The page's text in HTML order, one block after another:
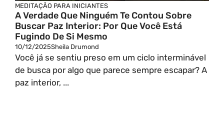
MEDITAÇÃO PARA INICIANTES
A Verdade Que Ninguém Te Contou Sobre
Buscar Paz Interior: Por Que Você Está
Fugindo De Si Mesmo
10/12/2025Sheila Drumond
Você já se sentiu preso em um ciclo interminável
de busca por algo que parece sempre escapar? A
paz interior, ...